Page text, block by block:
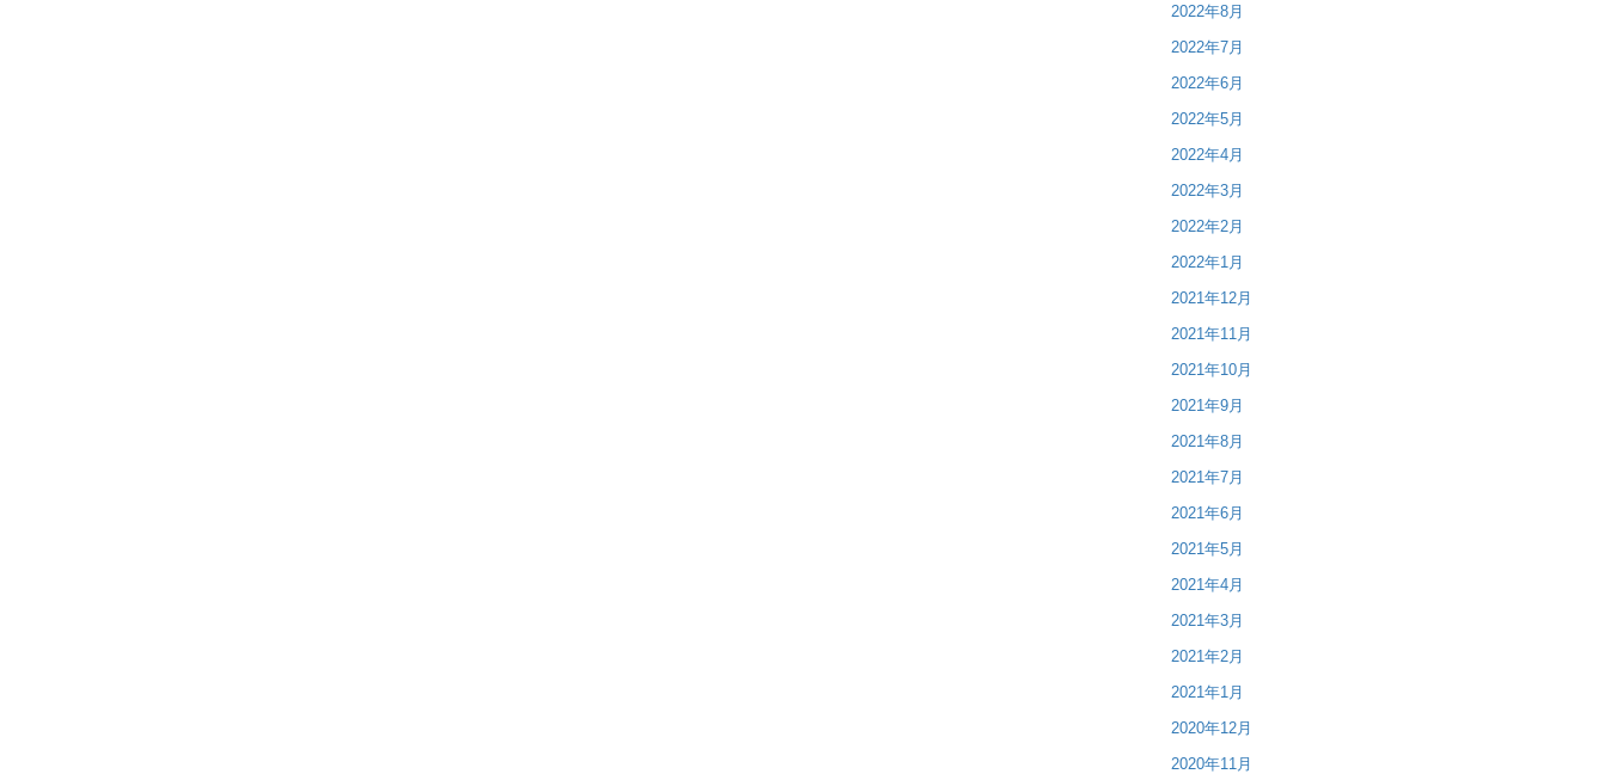
2022年8月
2022年7月
2022年6月
2022年5月
2022年4月
2022年3月
2022年2月
2022年1月
2021年12月
2021年11月
2021年10月
2021年9月
2021年8月
2021年7月
2021年6月
2021年5月
2021年4月
2021年3月
2021年2月
2021年1月
2020年12月
2020年11月